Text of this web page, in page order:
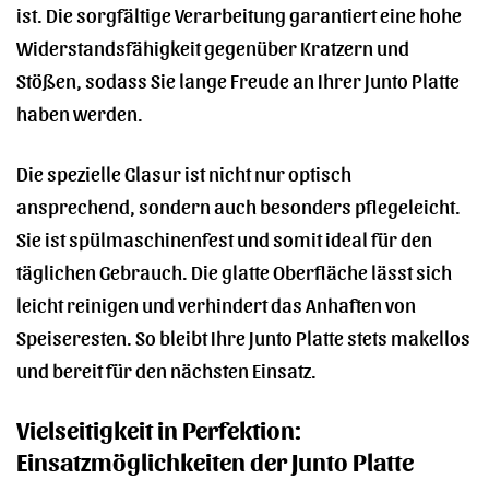
ist. Die sorgfältige Verarbeitung garantiert eine hohe
Widerstandsfähigkeit gegenüber Kratzern und
Stößen, sodass Sie lange Freude an Ihrer Junto Platte
haben werden.
Die spezielle Glasur ist nicht nur optisch
ansprechend, sondern auch besonders pflegeleicht.
Sie ist spülmaschinenfest und somit ideal für den
täglichen Gebrauch. Die glatte Oberfläche lässt sich
leicht reinigen und verhindert das Anhaften von
Speiseresten. So bleibt Ihre Junto Platte stets makellos
und bereit für den nächsten Einsatz.
Vielseitigkeit in Perfektion:
Einsatzmöglichkeiten der Junto Platte